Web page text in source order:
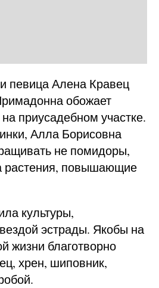
певица Алена Кравец
обожает
приусадебном участке.
Алла Борисовна
не помидоры,
растения, повышающие
культуры,
эстрады. Якобы на
жизни благотворно
хрен, шиповник,